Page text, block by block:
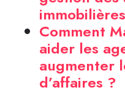
Comment
aider les
augmenter
d’affaires ?